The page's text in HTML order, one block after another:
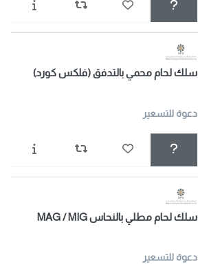
سلك لحام محمي بالتدفق (فلكس كورد)
دعوة للتسعير
سلك لحام مطلي بالنحاس MAG / MIG
دعوة للتسعير